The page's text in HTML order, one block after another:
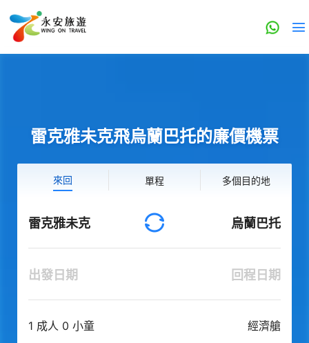
雷克雅未克飛烏蘭巴托的廉價機票
來回 單程 多個目的地
雷克雅未克 烏蘭巴托
出發日期 回程日期
1 成人 0 小童 經濟艙